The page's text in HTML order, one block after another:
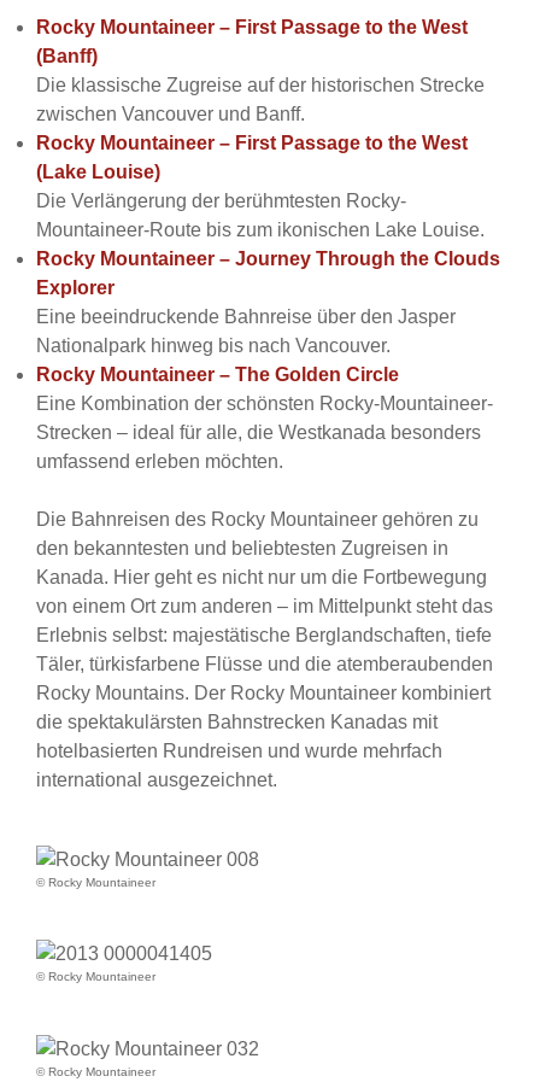
Rocky Mountaineer – First Passage to the West
(Banff)
Die klassische Zugreise auf der historischen Strecke
zwischen Vancouver und Banff.
Rocky Mountaineer – First Passage to the West
(Lake Louise)
Die Verlängerung der berühmtesten Rocky-
Mountaineer-Route bis zum ikonischen Lake Louise.
Rocky Mountaineer – Journey Through the Clouds
Explorer
Eine beeindruckende Bahnreise über den Jasper
Nationalpark hinweg bis nach Vancouver.
Rocky Mountaineer – The Golden Circle
Eine Kombination der schönsten Rocky-Mountaineer-
Strecken – ideal für alle, die Westkanada besonders
umfassend erleben möchten.
Die Bahnreisen des Rocky Mountaineer gehören zu
den bekanntesten und beliebtesten Zugreisen in
Kanada. Hier geht es nicht nur um die Fortbewegung
von einem Ort zum anderen – im Mittelpunkt steht das
Erlebnis selbst: majestätische Berglandschaften, tiefe
Täler, türkisfarbene Flüsse und die atemberaubenden
Rocky Mountains. Der Rocky Mountaineer kombiniert
die spektakulärsten Bahnstrecken Kanadas mit
hotelbasierten Rundreisen und wurde mehrfach
international ausgezeichnet.
© Rocky Mountaineer
© Rocky Mountaineer
© Rocky Mountaineer